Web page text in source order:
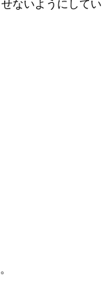
ないようにして